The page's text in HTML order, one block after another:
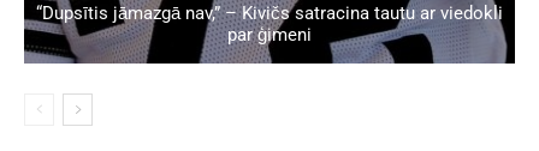
“Dupsītis jāmazgā nav,” – Kivičs satracina tautu ar viedokli
par ģimeni